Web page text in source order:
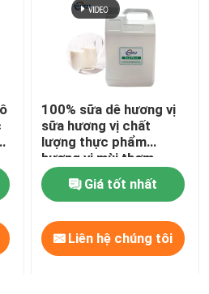
khỏe
100% sữa dê hương vị
sữa hương vị chất
lượng thực phẩm
hương vị mùi thơm
Giá tốt nhất
Liên hệ chúng tôi